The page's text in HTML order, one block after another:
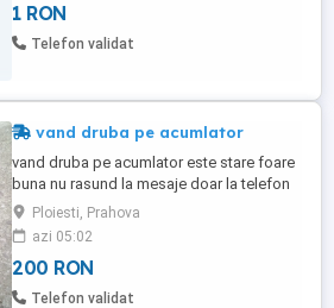
1 RON
Telefon validat
vand druba pe acumlator
vand druba pe acumlator este stare foare
buna nu rasund la mesaje doar la telefon
Ploiesti, Prahova
azi 05:02
200 RON
Telefon validat